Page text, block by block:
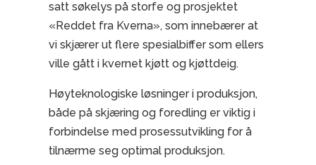
satt søkelys på storfe og prosjektet
«Reddet fra Kverna», som innebærer at
vi skjærer ut flere spesialbiffer som ellers
ville gått i kvernet kjøtt og kjøttdeig.
Høyteknologiske løsninger i produksjon,
både på skjæring og foredling er viktig i
forbindelse med prosessutvikling for å
tilnærme seg optimal produksjon.